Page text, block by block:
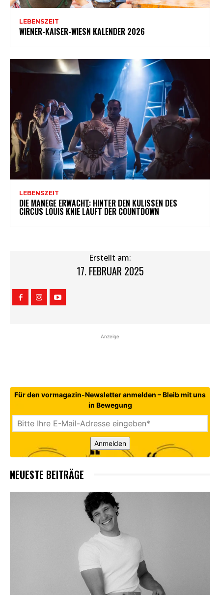
LEBENSZEIT
WIENER-KAISER-WIESN KALENDER 2026
LEBENSZEIT
DIE MANEGE ERWACHT: HINTER DEN KULISSEN DES
CIRCUS LOUIS KNIE LÄUFT DER COUNTDOWN
Erstellt am:
17. FEBRUAR 2025
Anzeige
Für den vormagazin-Newsletter anmelden – Bleib mit uns
in Bewegung
Anmelden
NEUESTE BEITRÄGE